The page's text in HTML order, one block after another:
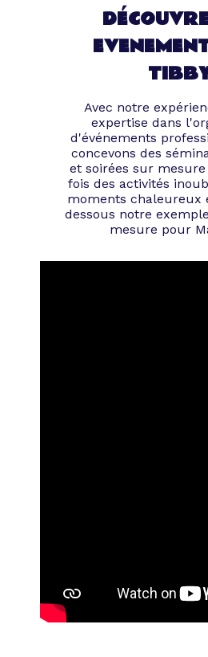
uniquement les salariés ou
des clients ou proches
société organisatrice.
Pour être tout à fait
Tibby sont plutôt
événements internes, mais
volantes restent ouvertes
Quels types
professionnels
choses sérieuses !
Afterworks.
Avec notre
expertise dans
d'événements
concevons des
et soirées sur
fois des activités
moments chaleureux
dessous notre
mesure pour